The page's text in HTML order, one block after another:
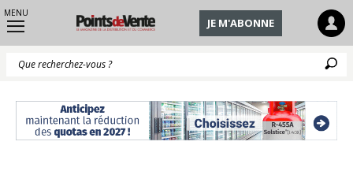
MENU
JE M'ABONNE